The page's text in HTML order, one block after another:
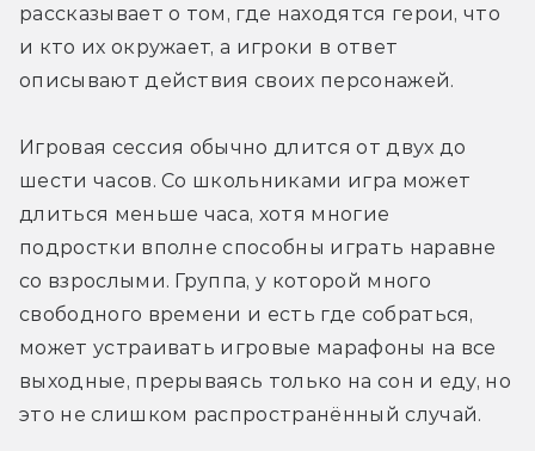
рассказывает о том, где находятся герои, что
и кто их окружает, а игроки в ответ
описывают действия своих персонажей.
Игровая сессия обычно длится от двух до
шести часов. Со школьниками игра может
длиться меньше часа, хотя многие
подростки вполне способны играть наравне
со взрослыми. Группа, у которой много
свободного времени и есть где собраться,
может устраивать игровые марафоны на все
выходные, прерываясь только на сон и еду, но
это не слишком распространённый случай.